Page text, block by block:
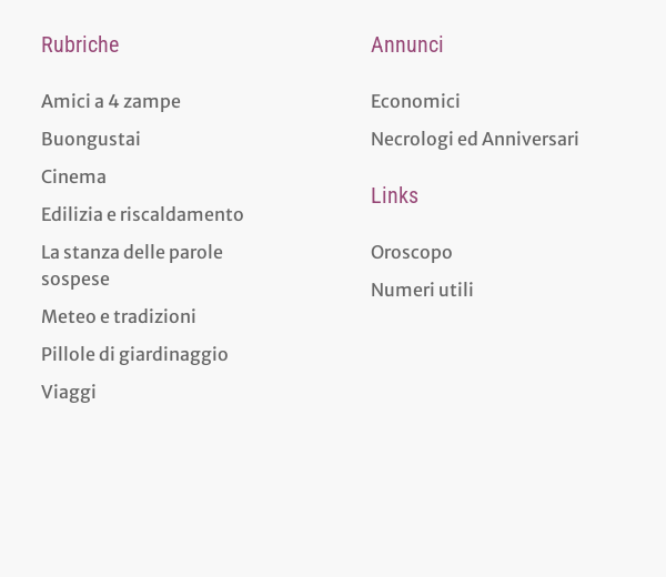
Rubriche
Amici a 4 zampe
Buongustai
Cinema
Edilizia e riscaldamento
La stanza delle parole
sospese
Meteo e tradizioni
Pillole di giardinaggio
Viaggi
Annunci
Economici
Necrologi ed Anniversari
Links
Oroscopo
Numeri utili